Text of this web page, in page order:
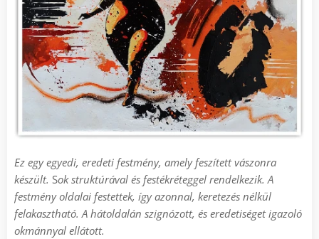
Ez egy egyedi, eredeti festmény, amely feszített vászonra
készült. Sok struktúrával és festékréteggel rendelkezik. A
festmény oldalai festettek, így azonnal, keretezés nélkül
felakasztható. A hátoldalán szignózott, és eredetiséget igazoló
okmánnyal ellátott.